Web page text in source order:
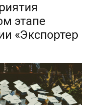
этапе
«Экспортер